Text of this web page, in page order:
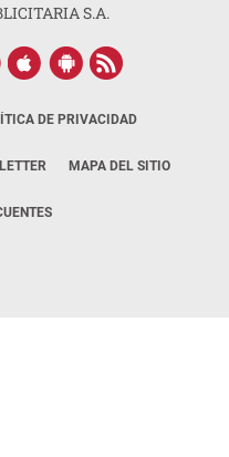
S.A.
DE PRIVACIDAD
MAPA DEL SITIO